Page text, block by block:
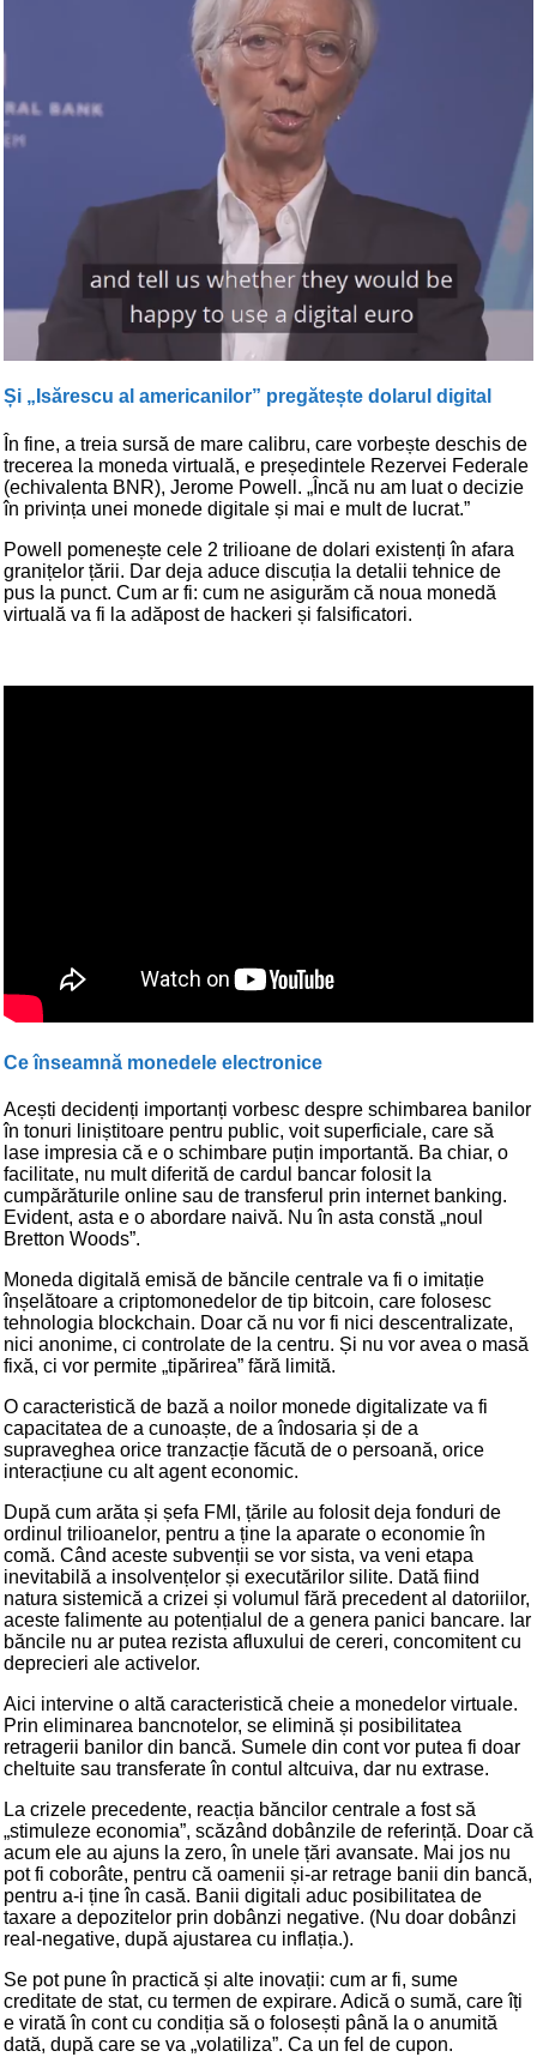
Și „Isărescu al americanilor” pregătește dolarul digital
În fine, a treia sursă de mare calibru, care vorbește deschis de
trecerea la moneda virtuală, e președintele Rezervei Federale
(echivalenta BNR), Jerome Powell. „Încă nu am luat o decizie
în privința unei monede digitale și mai e mult de lucrat.”
Powell pomenește cele 2 trilioane de dolari existenți în afara
granițelor țării. Dar deja aduce discuția la detalii tehnice de
pus la punct. Cum ar fi: cum ne asigurăm că noua monedă
virtuală va fi la adăpost de hackeri și falsificatori.
Ce înseamnă monedele electronice
Acești decidenți importanți vorbesc despre schimbarea banilor
în tonuri liniștitoare pentru public, voit superficiale, care să
lase impresia că e o schimbare puțin importantă. Ba chiar, o
facilitate, nu mult diferită de cardul bancar folosit la
cumpărăturile online sau de transferul prin internet banking.
Evident, asta e o abordare naivă. Nu în asta constă „noul
Bretton Woods”.
Moneda digitală emisă de băncile centrale va fi o imitație
înșelătoare a criptomonedelor de tip bitcoin, care folosesc
tehnologia blockchain. Doar că nu vor fi nici descentralizate,
nici anonime, ci controlate de la centru. Și nu vor avea o masă
fixă, ci vor permite „tipărirea” fără limită.
O caracteristică de bază a noilor monede digitalizate va fi
capacitatea de a cunoaște, de a îndosaria și de a
supraveghea orice tranzacție făcută de o persoană, orice
interacțiune cu alt agent economic.
După cum arăta și șefa FMI, țările au folosit deja fonduri de
ordinul trilioanelor, pentru a ține la aparate o economie în
comă. Când aceste subvenții se vor sista, va veni etapa
inevitabilă a insolvențelor și executărilor silite. Dată fiind
natura sistemică a crizei și volumul fără precedent al datoriilor,
aceste falimente au potențialul de a genera panici bancare. Iar
băncile nu ar putea rezista afluxului de cereri, concomitent cu
deprecieri ale activelor.
Aici intervine o altă caracteristică cheie a monedelor virtuale.
Prin eliminarea bancnotelor, se elimină și posibilitatea
retragerii banilor din bancă. Sumele din cont vor putea fi doar
cheltuite sau transferate în contul altcuiva, dar nu extrase.
La crizele precedente, reacția băncilor centrale a fost să
„stimuleze economia”, scăzând dobânzile de referință. Doar că
acum ele au ajuns la zero, în unele țări avansate. Mai jos nu
pot fi coborâte, pentru că oamenii și-ar retrage banii din bancă,
pentru a-i ține în casă. Banii digitali aduc posibilitatea de
taxare a depozitelor prin dobânzi negative. (Nu doar dobânzi
real-negative, după ajustarea cu inflația.).
Se pot pune în practică și alte inovații: cum ar fi, sume
creditate de stat, cu termen de expirare. Adică o sumă, care îți
e virată în cont cu condiția să o folosești până la o anumită
dată, după care se va „volatiliza”. Ca un fel de cupon.